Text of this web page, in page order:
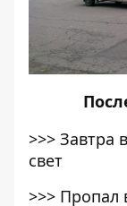
>>> Завтра
свет
>>> Пропал